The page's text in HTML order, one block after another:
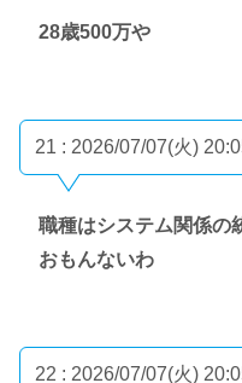
28歳500万や
21 : 2026/07/07(火)
職種はシステム関係の
おもんないわ
22 : 2026/07/07(火)